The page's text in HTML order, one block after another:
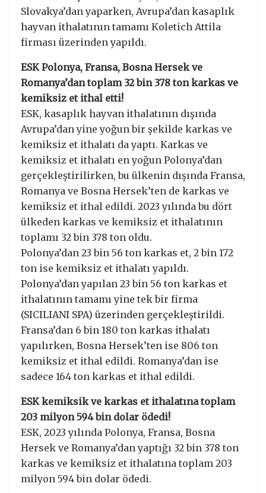
Slovakya’dan yaparken, Avrupa’dan kasaplık
hayvan ithalatının tamamı Koletich Attila
firması üzerinden yapıldı.
ESK Polonya, Fransa, Bosna Hersek ve
Romanya’dan toplam 32 bin 378 ton karkas ve
kemiksiz et ithal etti!
ESK, kasaplık hayvan ithalatının dışında
Avrupa’dan yine yoğun bir şekilde karkas ve
kemiksiz et ithalatı da yaptı. Karkas ve
kemiksiz et ithalatı en yoğun Polonya’dan
gerçekleştirilirken, bu ülkenin dışında Fransa,
Romanya ve Bosna Hersek’ten de karkas ve
kemiksiz et ithal edildi. 2023 yılında bu dört
ülkeden karkas ve kemiksiz et ithalatının
toplamı 32 bin 378 ton oldu.
Polonya’dan 23 bin 56 ton karkas et, 2 bin 172
ton ise kemiksiz et ithalatı yapıldı.
Polonya’dan yapılan 23 bin 56 ton karkas et
ithalatının tamamı yine tek bir firma
(SICILIANI SPA) üzerinden gerçekleştirildi.
Fransa’dan 6 bin 180 ton karkas ithalatı
yapılırken, Bosna Hersek’ten ise 806 ton
kemiksiz et ithal edildi. Romanya’dan ise
sadece 164 ton karkas et ithal edildi.
ESK kemiksik ve karkas et ithalatına toplam
203 milyon 594 bin dolar ödedi!
ESK, 2023 yılında Polonya, Fransa, Bosna
Hersek ve Romanya’dan yaptığı 32 bin 378 ton
karkas ve kemiksiz et ithalatına toplam 203
milyon 594 bin dolar ödedi.